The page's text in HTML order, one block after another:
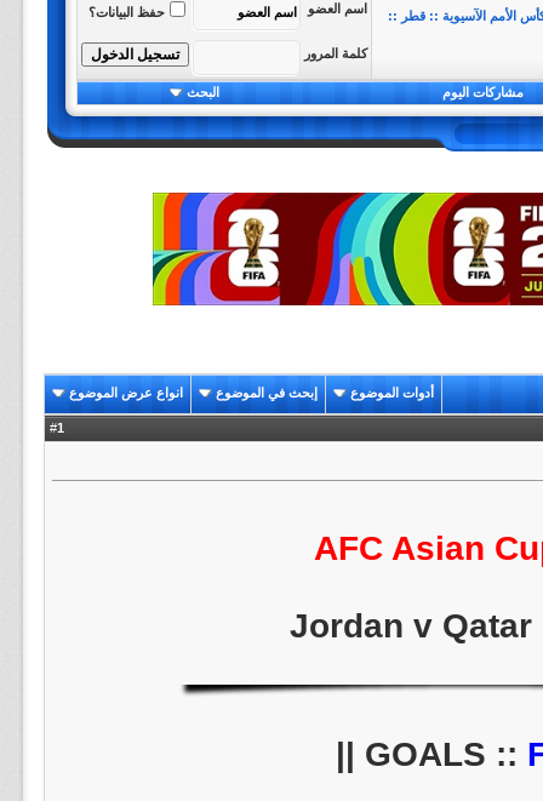
الأمم الآسيوية :: قطر :: اسم العضو حفظ البيانات؟
كلمة المرور
مشاركات اليوم البحث
أدوات الموضوع إبحث في الموضوع انواع عرض الموضوع
1
AFC Asian
Jordan v Qatar